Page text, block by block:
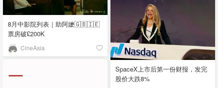
8月中影院列表｜助阿嬷🇬🇧🇮🇪
票房破£200K
CineAsia
SpaceX上市后第一份财报，发完
股价大跌8%